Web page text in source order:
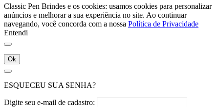
Classic Pen Brindes e os cookies: usamos cookies para personalizar
anúncios e melhorar a sua experiência no site. Ao continuar
navegando, você concorda com a nossa Política de Privacidade
Entendi
Ok
ESQUECEU SUA SENHA?
Digite seu e-mail de cadastro: